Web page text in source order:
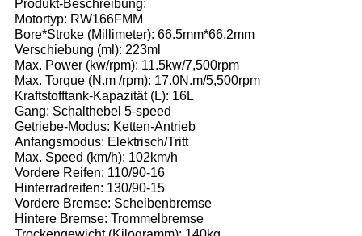
Produkt-Beschreibung:
Motortyp: RW166FMM
Bore*Stroke (Millimeter): 66.5mm*66.2mm
Verschiebung (ml): 223ml
Max. Power (kw/rpm): 11.5kw/7,500rpm
Max. Torque (N.m /rpm): 17.0N.m/5,500rpm
Kraftstofftank-Kapazität (L): 16L
Gang: Schalthebel 5-speed
Getriebe-Modus: Ketten-Antrieb
Anfangsmodus: Elektrisch/Tritt
Max. Speed (km/h): 102km/h
Vordere Reifen: 110/90-16
Hinterradreifen: 130/90-15
Vordere Bremse: Scheibenbremse
Hintere Bremse: Trommelbremse